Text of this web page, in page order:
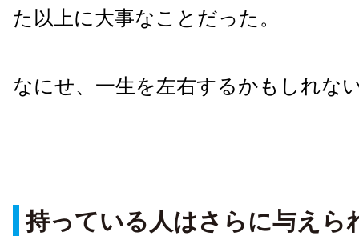
た以上に大事なことだった。
なにせ、一生を左右するかもしれな
持っている人はさらに与えら